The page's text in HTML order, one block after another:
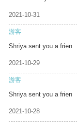
2021-10-31
游客
Shriya sent you a frien
2021-10-29
游客
Shriya sent you a frien
2021-10-28